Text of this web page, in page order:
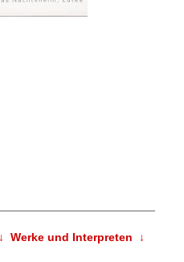
↓ Werke und Interpreten ↓